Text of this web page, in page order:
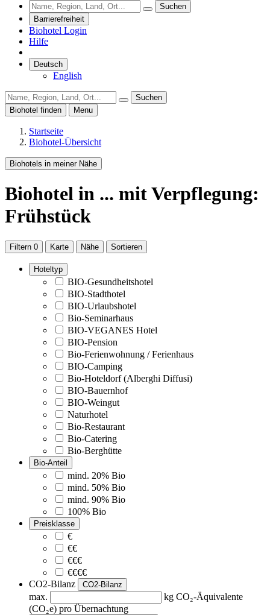
Suchen
Barrierefreiheit
Biohotel Login
Hilfe
Deutsch
English
Suchen
Biohotel finden
Menu
Startseite
Biohotel-Übersicht
Biohotels in meiner Nähe
Biohotel in ... mit Verpflegung:
Frühstück
Filtern 0 Karte Nähe Sortieren
Hoteltyp
BIO-Gesundheitshotel
BIO-Stadthotel
BIO-Urlaubshotel
Bio-Seminarhaus
BIO-VEGANES Hotel
BIO-Pension
Bio-Ferienwohnung / Ferienhaus
BIO-Camping
Bio-Hoteldorf (Alberghi Diffusi)
BIO-Bauernhof
BIO-Weingut
Naturhotel
Bio-Restaurant
Bio-Catering
Bio-Berghütte
Bio-Anteil
mind. 20% Bio
mind. 50% Bio
mind. 90% Bio
100% Bio
Preisklasse
€
€€
€€€
€€€€
CO2-Bilanz
CO2-Bilanz
max.
kg CO₂-Äquivalente
(CO₂e) pro Übernachtung